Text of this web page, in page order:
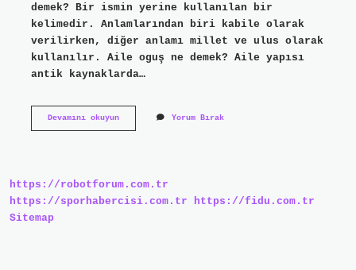
demek? Bir ismin yerine kullanılan bir
kelimedir. Anlamlarından biri kabile olarak
verilirken, diğer anlamı millet ve ulus olarak
kullanılır. Aile oguş ne demek? Aile yapısı
antik kaynaklarda…
Devamını okuyunBodunun
Yorum Bırak
https://robotforum.com.tr
https://sporhabercisi.com.tr
https://fidu.com.tr
Sitemap